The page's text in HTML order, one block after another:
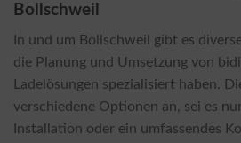
Bollschweil
In und um Bollschweil gibt es
die Planung und Umsetzung von
Ladelösungen spezialisiert haben.
verschiedene Optionen an, sei es
Installation oder ein umfassendes